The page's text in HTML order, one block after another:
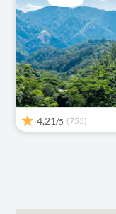
4,21/5 (755)